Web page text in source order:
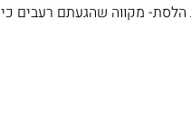
הלסת- מקווה שהגעתם רעבים כי